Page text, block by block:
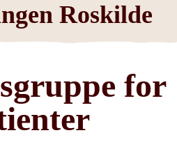
Roskilde
for